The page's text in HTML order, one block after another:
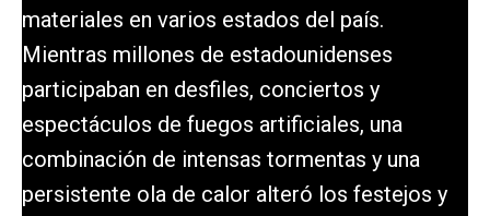
materiales en varios estados del país.
Mientras millones de estadounidenses
participaban en desfiles, conciertos y
espectáculos de fuegos artificiales, una
combinación de intensas tormentas y una
persistente ola de calor alteró los festejos y